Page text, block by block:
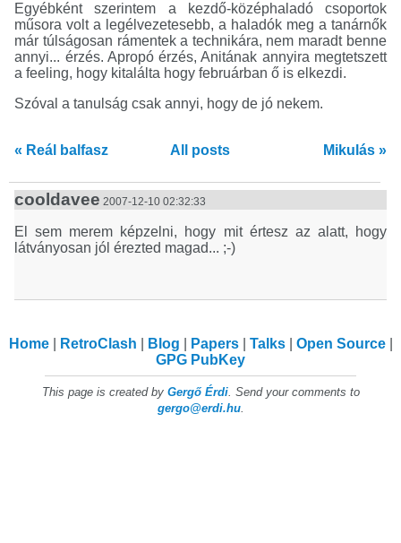
Egyébként szerintem a kezdő-középhaladó csoportok
műsora volt a legélvezetesebb, a haladók meg a tanárnők
már túlságosan rámentek a technikára, nem maradt benne
annyi... érzés. Apropó érzés, Anitának annyira megtetszett
a feeling, hogy kitalálta hogy februárban ő is elkezdi.
Szóval a tanulság csak annyi, hogy de jó nekem.
« Reál balfasz All posts Mikulás »
cooldavee 2007-12-10 02:32:33
El sem merem képzelni, hogy mit értesz az alatt, hogy
látványosan jól érezted magad... ;-)
Home RetroClash Blog Papers Talks
Open Source
GPG PubKey
This page is created by Gergő Érdi. Send your comments to
gergo@erdi.hu.